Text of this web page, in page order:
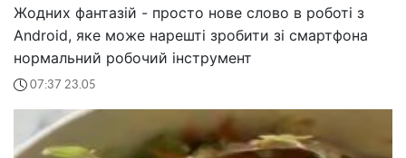
Жодних фантазій - просто нове слово в роботі з
Android, яке може нарешті зробити зі смартфона
нормальний робочий інструмент
07:37 23.05